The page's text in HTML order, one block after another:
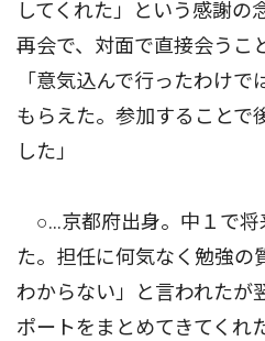
してくれた」という感謝の
再会で、対面で直接会うこ
「意気込んで行ったわけ
もらえた。参加することで
した」
○…京都府出身。中１で将
た。担任に何気なく勉強の
わからない」と言われたが
ポートをまとめてきてくれ